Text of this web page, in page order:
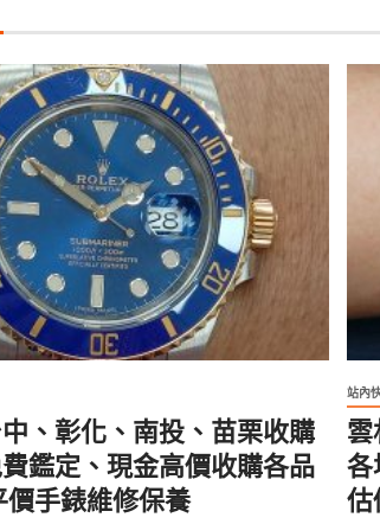
、彰化、南投、苗栗收購
鑑定、現金高價收購各品
價手錶維修保養
站內
雲
各
估